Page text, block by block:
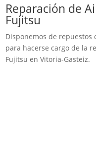
Reparación de
Fujitsu
Disponemos de repuestos
para hacerse cargo de la
Fujitsu en Vitoria-Gasteiz.